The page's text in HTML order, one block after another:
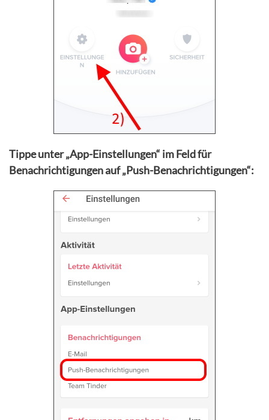
Tippe unter „App-Einstellungen“ im Feld für
Benachrichtigungen auf „Push-Benachrichtigungen“: